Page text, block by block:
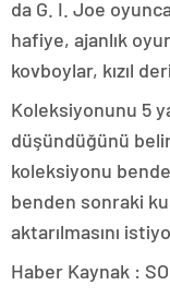
da G. I. Joe
hafiye, ajanlık
kovboylar, kızıl
Koleksiyonunu 5
düşündüğünü
koleksiyonu
benden sonraki
aktarılmasını
Haber Kaynak :